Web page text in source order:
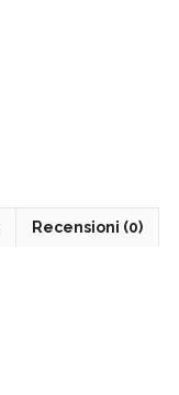
Recensioni (0)